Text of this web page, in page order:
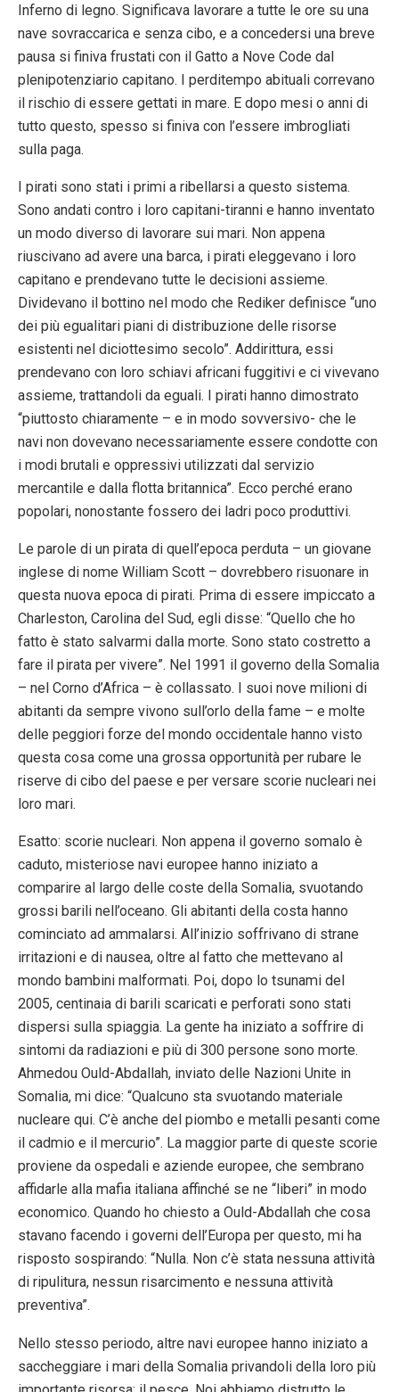
Inferno di legno. Significava lavorare a tutte le ore su una
nave sovraccarica e senza cibo, e a concedersi una breve
pausa si finiva frustati con il Gatto a Nove Code dal
plenipotenziario capitano. I perditempo abituali correvano
il rischio di essere gettati in mare. E dopo mesi o anni di
tutto questo, spesso si finiva con l’essere imbrogliati
sulla paga.
I pirati sono stati i primi a ribellarsi a questo sistema.
Sono andati contro i loro capitani-tiranni e hanno inventato
un modo diverso di lavorare sui mari. Non appena
riuscivano ad avere una barca, i pirati eleggevano i loro
capitano e prendevano tutte le decisioni assieme.
Dividevano il bottino nel modo che Rediker definisce “uno
dei più egualitari piani di distribuzione delle risorse
esistenti nel diciottesimo secolo”. Addirittura, essi
prendevano con loro schiavi africani fuggitivi e ci vivevano
assieme, trattandoli da eguali. I pirati hanno dimostrato
“piuttosto chiaramente – e in modo sovversivo- che le
navi non dovevano necessariamente essere condotte con
i modi brutali e oppressivi utilizzati dal servizio
mercantile e dalla flotta britannica”. Ecco perché erano
popolari, nonostante fossero dei ladri poco produttivi.
Le parole di un pirata di quell’epoca perduta – un giovane
inglese di nome William Scott – dovrebbero risuonare in
questa nuova epoca di pirati. Prima di essere impiccato a
Charleston, Carolina del Sud, egli disse: “Quello che ho
fatto è stato salvarmi dalla morte. Sono stato costretto a
fare il pirata per vivere”. Nel 1991 il governo della Somalia
– nel Corno d’Africa – è collassato. I suoi nove milioni di
abitanti da sempre vivono sull’orlo della fame – e molte
delle peggiori forze del mondo occidentale hanno visto
questa cosa come una grossa opportunità per rubare le
riserve di cibo del paese e per versare scorie nucleari nei
loro mari.
Esatto: scorie nucleari. Non appena il governo somalo è
caduto, misteriose navi europee hanno iniziato a
comparire al largo delle coste della Somalia, svuotando
grossi barili nell’oceano. Gli abitanti della costa hanno
cominciato ad ammalarsi. All’inizio soffrivano di strane
irritazioni e di nausea, oltre al fatto che mettevano al
mondo bambini malformati. Poi, dopo lo tsunami del
2005, centinaia di barili scaricati e perforati sono stati
dispersi sulla spiaggia. La gente ha iniziato a soffrire di
sintomi da radiazioni e più di 300 persone sono morte.
Ahmedou Ould-Abdallah, inviato delle Nazioni Unite in
Somalia, mi dice: “Qualcuno sta svuotando materiale
nucleare qui. C’è anche del piombo e metalli pesanti come
il cadmio e il mercurio”. La maggior parte di queste scorie
proviene da ospedali e aziende europee, che sembrano
affidarle alla mafia italiana affinché se ne “liberi” in modo
economico. Quando ho chiesto a Ould-Abdallah che cosa
stavano facendo i governi dell’Europa per questo, mi ha
risposto sospirando: “Nulla. Non c’è stata nessuna attività
di ripulitura, nessun risarcimento e nessuna attività
preventiva”.
Nello stesso periodo, altre navi europee hanno iniziato a
saccheggiare i mari della Somalia privandoli della loro più